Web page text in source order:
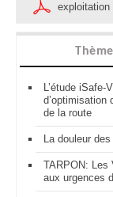
exploitation
L’étude iSafe-
d’optimisation
de la route
La douleur
TARPON: Les
aux urgences